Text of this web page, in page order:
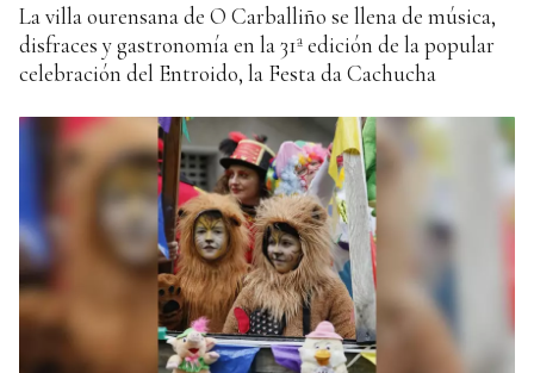
La villa ourensana de O Carballiño se llena de música,
disfraces y gastronomía en la 31ª edición de la popular
celebración del Entroido, la Festa da Cachucha